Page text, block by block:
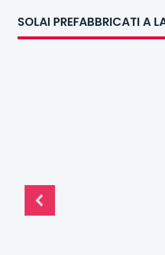
SOLAI PREFABBRICATI A